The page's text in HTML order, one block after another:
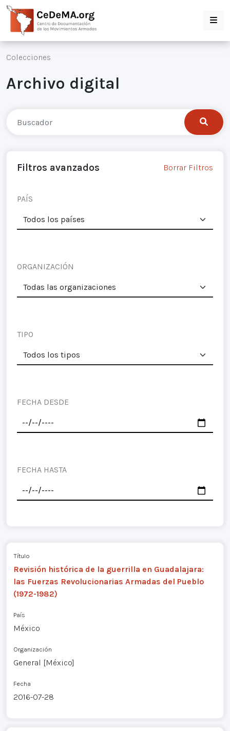
Colecciones
Archivo digital
Filtros avanzados Borrar Filtros
PAÍS
ORGANIZACIÓN
TIPO
FECHA DESDE
FECHA HASTA
Título
Revisión histórica de la guerrilla en Guadalajara:
las Fuerzas Revolucionarias Armadas del Pueblo
(1972-1982)
País
México
Organización
General [México]
Fecha
2016-07-28